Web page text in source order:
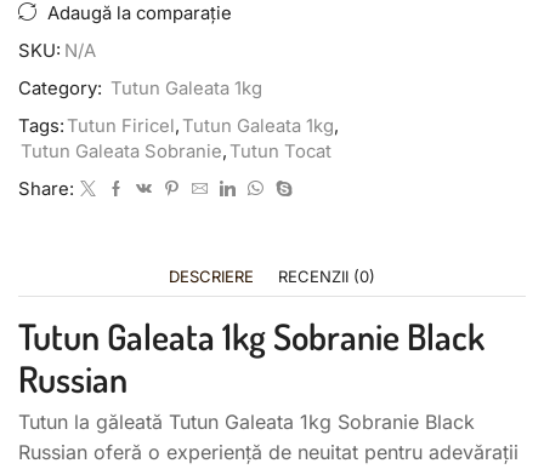
Adaugă la comparație
SKU: N/A
Category: Tutun Galeata 1kg
Tags:Tutun Firicel,Tutun Galeata 1kg,
Tutun Galeata Sobranie,Tutun Tocat
Share:
DESCRIERE RECENZII (0)
Tutun Galeata 1kg Sobranie Black
Russian
Tutun la găleată Tutun Galeata 1kg Sobranie Black
Russian oferă o experiență de neuitat pentru adevărații